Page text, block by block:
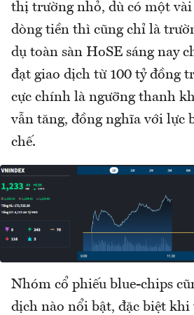
thị trường nhỏ, dù có một
dòng tiền thì cũng chỉ là
dụ toàn sàn HoSE sáng nay
đạt giao dịch từ 100 tỷ đồng
cực chính là ngưỡng thanh
vẫn tăng, đồng nghĩa với lực
chế.
Nhóm cổ phiếu blue-chips
dịch nào nổi bật, đặc biệt